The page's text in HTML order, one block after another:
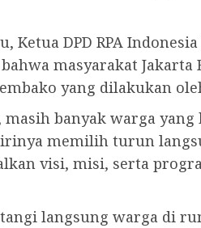
Ketua DPD RPA
masyarakat
yang dilakukan
banyak warga yang
memilih turun
visi, misi, serta
langsung warga di